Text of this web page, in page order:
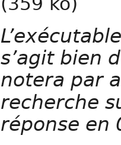
(359 ko)
s’agit bien
notera par
recherche
réponse en